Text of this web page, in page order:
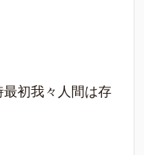
初我々人間は存